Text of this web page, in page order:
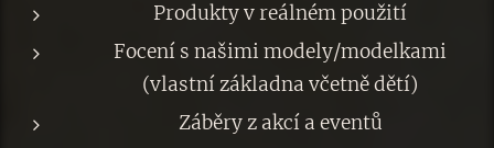
Produkty v reálném použití
Focení s našimi modely/modelkami
(vlastní základna včetně dětí)
Záběry z akcí a eventů